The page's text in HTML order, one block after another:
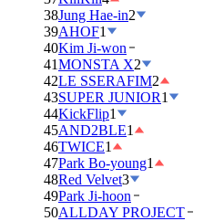
38Jung Hae-in2
39AHOF1
40Kim Ji-won
41MONSTA X2
42LE SSERAFIM2
43SUPER JUNIOR1
44KickFlip1
45AND2BLE1
46TWICE1
47Park Bo-young1
48Red Velvet3
49Park Ji-hoon
50ALLDAY PROJECT
BTS